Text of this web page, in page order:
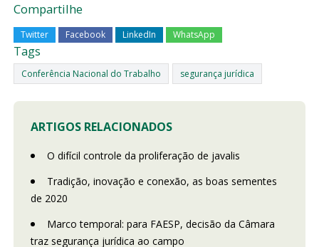
Compartilhe
Twitter Facebook LinkedIn WhatsApp
Tags
Conferência Nacional do Trabalho segurança jurídica
ARTIGOS RELACIONADOS
O difícil controle da proliferação de javalis
Tradição, inovação e conexão, as boas sementes
de 2020
Marco temporal: para FAESP, decisão da Câmara
traz segurança jurídica ao campo